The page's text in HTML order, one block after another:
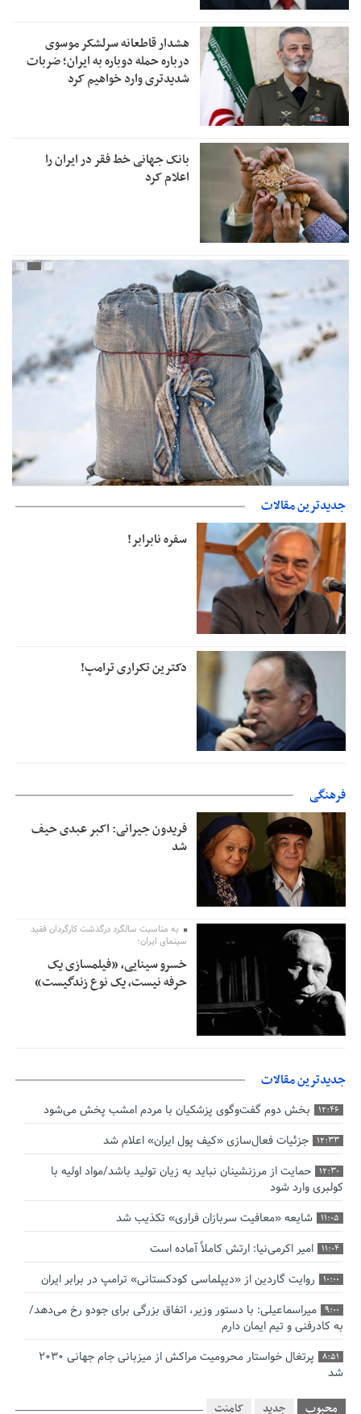
هشدار قاطعانه سرلشکر موسوی
درباره حمله دوباره به ایران؛ ضربات
شدیدتری وارد خواهیم کرد
بانک جهانی خط فقر در ایران را
اعلام کرد
حمایت از مرزنشینان نباید به زیان تولید باشد/مواد اولیه با کولبری
وارد شود
دفتر رهبر انقلاب: مطالب خارج از مراجع رسمی فاقد سندیت است
جدیدترین مقالات
سفره نابرابر!
دکترین تکراری ترامپ!
فرهنگی
فریدون جیرانی: اکبر عبدی حیف
شد
به مناسبت سالگرد درگذشت کارگردان فقید
سینمای ایران؛
خسرو سینایی، «فیلمسازی یک
حرفه نیست، یک نوع زندگیست»
جدیدترین مقالات
12:46 بخش دوم گفت‌وگوی پزشکیان با مردم امشب پخش می‌شود
12:33 جزئیات فعال‌سازی «کیف پول ایران» اعلام شد
12:30
حمایت از مرزنشینان نباید به زیان تولید باشد/مواد اولیه با
کولبری وارد شود
11:05 شایعه «معافیت سربازان فراری» تکذیب شد
11:04 امیر اکرمی‌نیا: ارتش کاملاً آماده است
10:00 روایت گاردین از «دیپلماسی کودکستانی» ترامپ در برابر ایران
9:00
میراسماعیلی: با دستور وزیر، اتفاق بزرگی برای جودو رخ می‌دهد/
به کادرفنی و تیم ایمان دارم
8:51
پرتغال خواستار محرومیت مراکش از میزبانی جام جهانی ۲۰۳۰
شد
فریدون جیرانی: اکبر عبدی حیف شدمحبوب جدید کامنت